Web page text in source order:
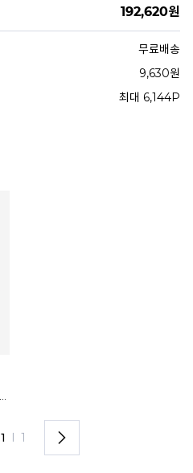
192,620원
무료배송
9,630원
최대 6,144P
1 I 1